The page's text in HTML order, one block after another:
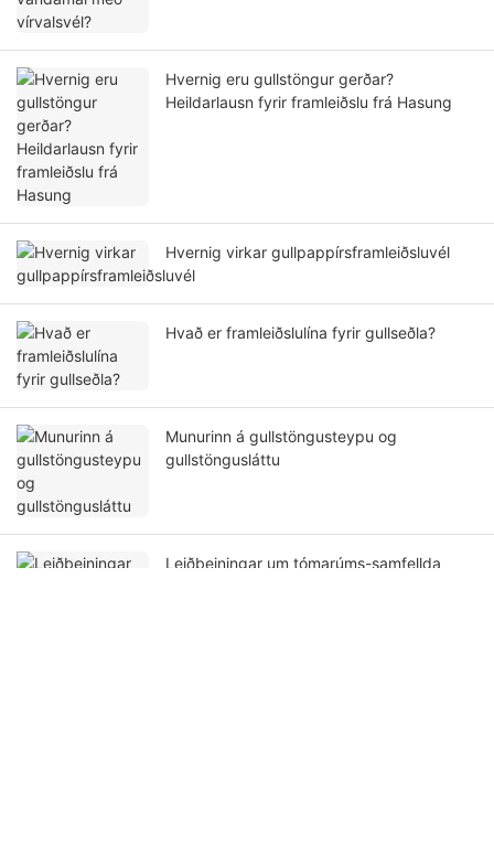
Hvernig eru gullstöngur gerðar?
Heildarlausn fyrir framleiðslu frá Hasung
Hvernig virkar gullpappírsframleiðsluvél
Hvað er framleiðslulína fyrir gullseðla?
Munurinn á gullstöngusteypu og
gullstöngusláttu
Leiðbeiningar um tómarúms-samfellda